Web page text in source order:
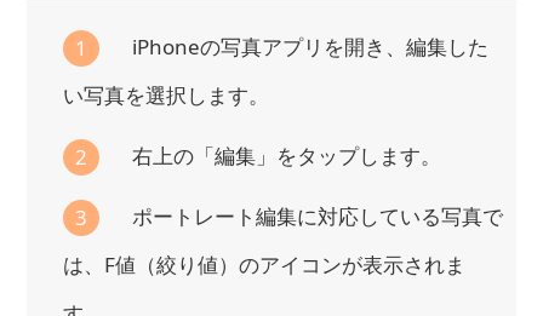
1
iPhoneの写真アプリを開き、編集した
い写真を選択します。
2 右上の「編集」をタップします。
3
ポートレート編集に対応している写真で
は、F値（絞り値）のアイコンが表示されま